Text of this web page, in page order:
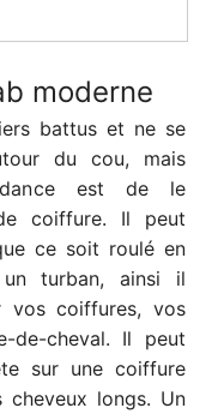
moderne
battus et ne se
du cou, mais
est de le
coiffure. Il peut
ce soit roulé en
turban, ainsi il
coiffures, vos
de-cheval. Il peut
sur une coiffure
longs. Un